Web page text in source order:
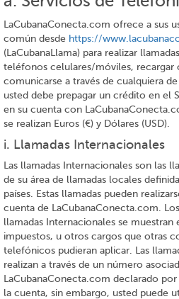
LaCubanaConecta.com ofrece a sus
común desde https://
(LaCubanaLlama) para realizar
teléfonos celulares/móviles, recargar
comunicarse a través de cualquiera
usted debe prepagar un crédito en el
en su cuenta con
se realizan Euros (€) y Dólares (USD).
i. Llamadas Internacionales
Las llamadas Internacionales son las
de su área de llamadas locales
países. Estas llamadas pueden
cuenta de LaCubanaConecta.com.
llamadas Internacionales se
impuestos, u otros cargos que otras
telefónicos pudieran aplicar. Las
realizan a través de un número
LaCubanaConecta.com declarado
la cuenta, sin embargo, usted puede